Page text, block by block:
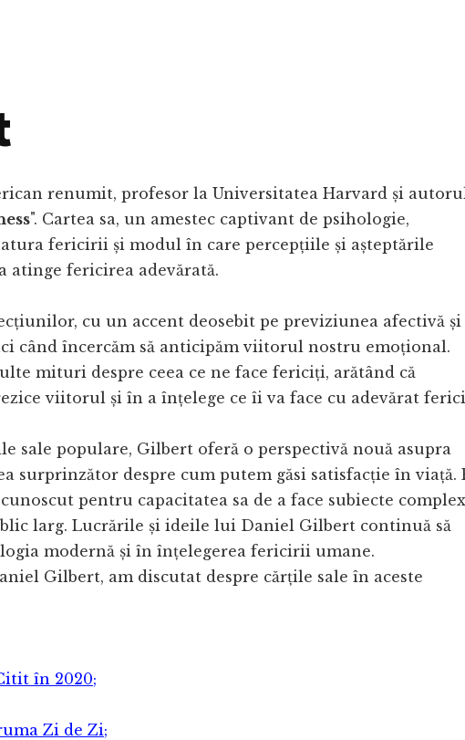
renumit, profesor la Universitatea Harvard și
". Cartea sa, un amestec captivant de psihologie,
fericirii și modul în care percepțiile și așteptările
atinge fericirea adevărată.
cu un accent deosebit pe previziunea afectivă și
când încercăm să anticipăm viitorul nostru emoțional.
mituri despre ceea ce ne face fericiți, arătând că
viitorul și în a înțelege ce îi va face cu adevărat
sale populare, Gilbert oferă o perspectivă nouă asupra
surprinzător despre cum putem găsi satisfacție în viață.
pentru capacitatea sa de a face subiecte
larg. Lucrările și ideile lui Daniel Gilbert continuă să
modernă și în înțelegerea fericirii umane.
Gilbert, am discutat despre cărțile sale în aceste
în 2020;
Zi de Zi;